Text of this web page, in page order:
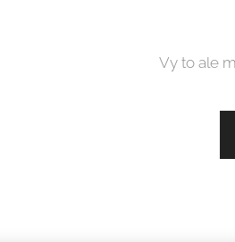
Vy to ale